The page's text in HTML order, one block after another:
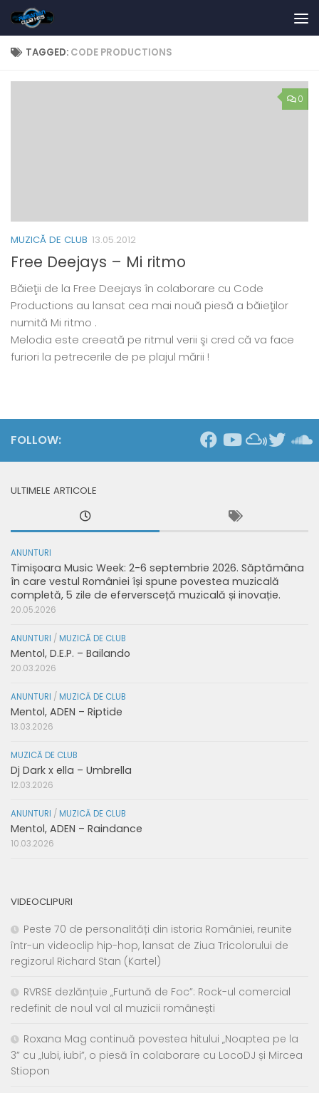
Skip to content
TAGGED: CODE PRODUCTIONS
0
MUZICĂ DE CLUB 13.05.2012
Free Deejays – Mi ritmo
Băieţii de la Free Deejays în colaborare cu Code
Productions au lansat cea mai nouă piesă a băieţilor
numită Mi ritmo .
Melodia este creeată pe ritmul verii şi cred că va face
furiori la petrecerile de pe plajul mării !
FOLLOW:
ULTIMELE ARTICOLE
ANUNTURI
Timișoara Music Week: 2-6 septembrie 2026. Săptămâna
în care vestul României își spune povestea muzicală
completă, 5 zile de eferversceță muzicală și inovație.
20.05.2026
ANUNTURI / MUZICĂ DE CLUB
Mentol, D.E.P. – Bailando
20.03.2026
ANUNTURI / MUZICĂ DE CLUB
Mentol, ADEN – Riptide
13.03.2026
MUZICĂ DE CLUB
Dj Dark x ella – Umbrella
12.03.2026
ANUNTURI / MUZICĂ DE CLUB
Mentol, ADEN – Raindance
10.03.2026
VIDEOCLIPURI
Peste 70 de personalități din istoria României, reunite
într-un videoclip hip-hop, lansat de Ziua Tricolorului de
regizorul Richard Stan (Kartel)
RVRSE dezlănțuie „Furtună de Foc”: Rock-ul comercial
redefinit de noul val al muzicii românești
Roxana Mag continuă povestea hitului „Noaptea pe la
3” cu „Iubi, iubi”, o piesă în colaborare cu LocoDJ și Mircea
Stiopon